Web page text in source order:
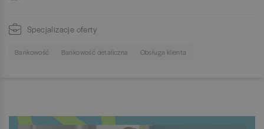
Specjalizacje oferty
Bankowość Bankowość detaliczna Obsługa klienta